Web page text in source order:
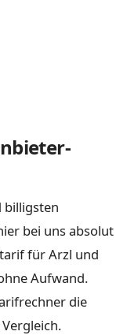
billigsten
bei uns absolut
für Arzl und
Aufwand.
die